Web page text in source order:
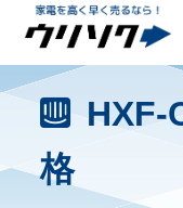
HXF-
格